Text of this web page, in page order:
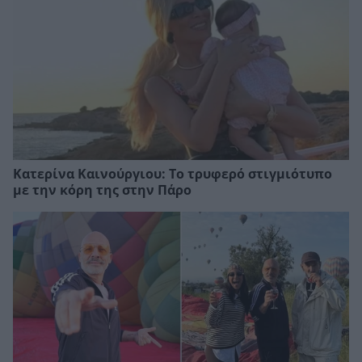
Κατερίνα Καινούργιου: Το τρυφερό στιγμιότυπο
με την κόρη της στην Πάρο